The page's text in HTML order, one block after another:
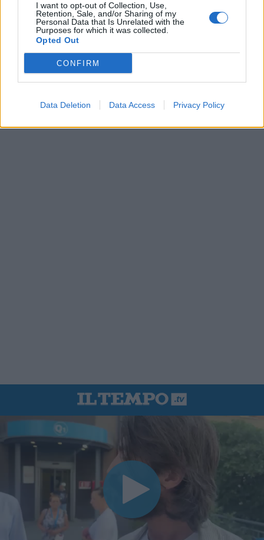
I want to opt-out of Collection, Use,
Retention, Sale, and/or Sharing of my
Personal Data that Is Unrelated with the
Purposes for which it was collected.
Opted Out
CONFIRM
Data Deletion Data Access Privacy Policy